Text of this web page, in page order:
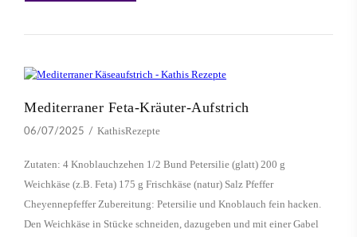
Mediterraner Feta-Kräuter-Aufstrich
06/07/2025 KathisRezepte
Zutaten: 4 Knoblauchzehen 1/2 Bund Petersilie (glatt) 200 g
Weichkäse (z.B. Feta) 175 g Frischkäse (natur) Salz Pfeffer
Cheyennepfeffer Zubereitung: Petersilie und Knoblauch fein hacken.
Den Weichkäse in Stücke schneiden, dazugeben und mit einer Gabel